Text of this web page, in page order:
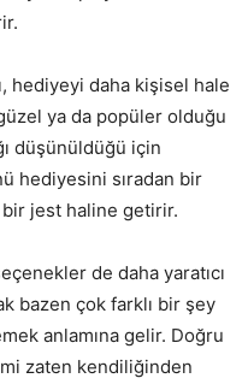
hediyeyi daha kişisel hale
ya da popüler olduğu
düşünüldüğü için
hediyesini sıradan bir
bir jest haline getirir.
de daha yaratıcı
bazen çok farklı bir şey
anlamına gelir. Doğru
zaten kendiliğinden